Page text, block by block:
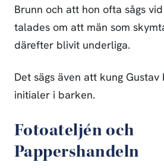
Brunn och att hon ofta sågs
talades om att män som
därefter blivit underliga.
Det sägs även att kung Gustav
initialer i barken.
Fotoateljén och
Pappershandeln